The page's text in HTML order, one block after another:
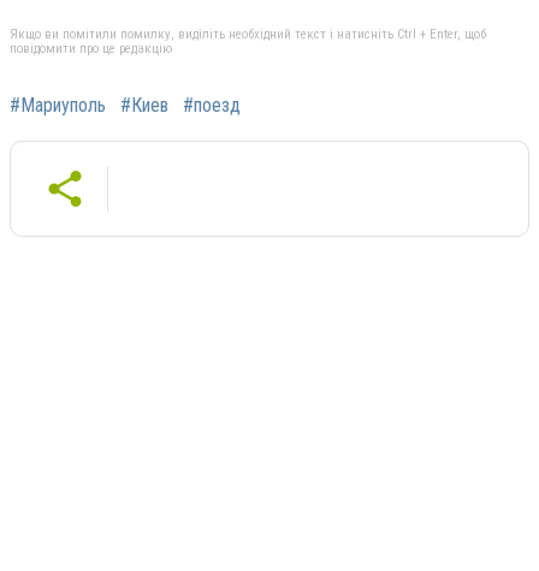
Якщо ви помітили помилку, виділіть необхідний текст і натисніть Ctrl + Enter, щоб
повідомити про це редакцію
#Мариуполь #Киев #поезд